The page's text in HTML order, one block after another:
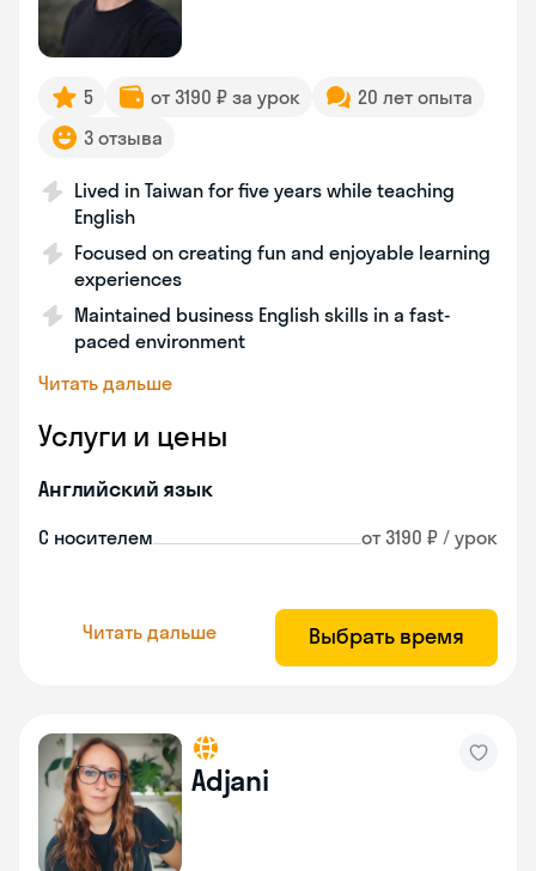
5 от 3190 ₽ за урок
20 лет опыта
3 отзыва
Lived in Taiwan for five years while teaching
English
Focused on creating fun and enjoyable learning
experiences
Maintained business English skills in a fast-
paced environment
Читать дальше
Услуги и цены
Английский язык
С носителем от 3190 ₽ / урок
Читать дальше Выбрать время
Adjani